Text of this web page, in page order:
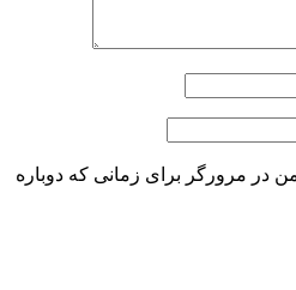
در مرورگر برای زمانی که دوباره